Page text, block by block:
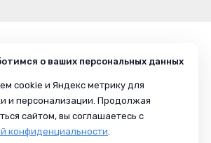
о ваших персональных данных
cookie и Яндекс метрику для
и персонализации. Продолжая
сайтом, вы соглашаетесь с
конфиденциальности.